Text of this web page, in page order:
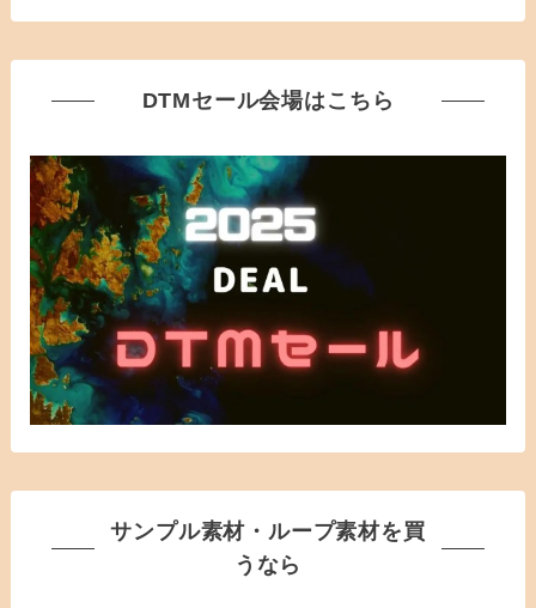
DTMセール会場はこちら
サンプル素材・ループ素材を買
うなら